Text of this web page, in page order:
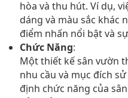
hòa và thu hút. Ví dụ,
dáng và màu sắc khác
điểm nhấn nổi bật và
Chức Năng:
Một thiết kế sân vườn
nhu cầu và mục đích
định chức năng của